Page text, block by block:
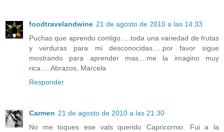
foodtravelandwine 21 de agosto de 2010 a las 14:33
Puchas que aprendo contigo.....toda una variedad de frutas
y verduras para mi desconocidas.....por favor sigue
mostrando para aprender mas....me la imagino muy
rica.....Abrazos, Marcela
Responder
Carmen 21 de agosto de 2010 a las 21:30
No me toques ese vals querido Capricornio. Fui a la